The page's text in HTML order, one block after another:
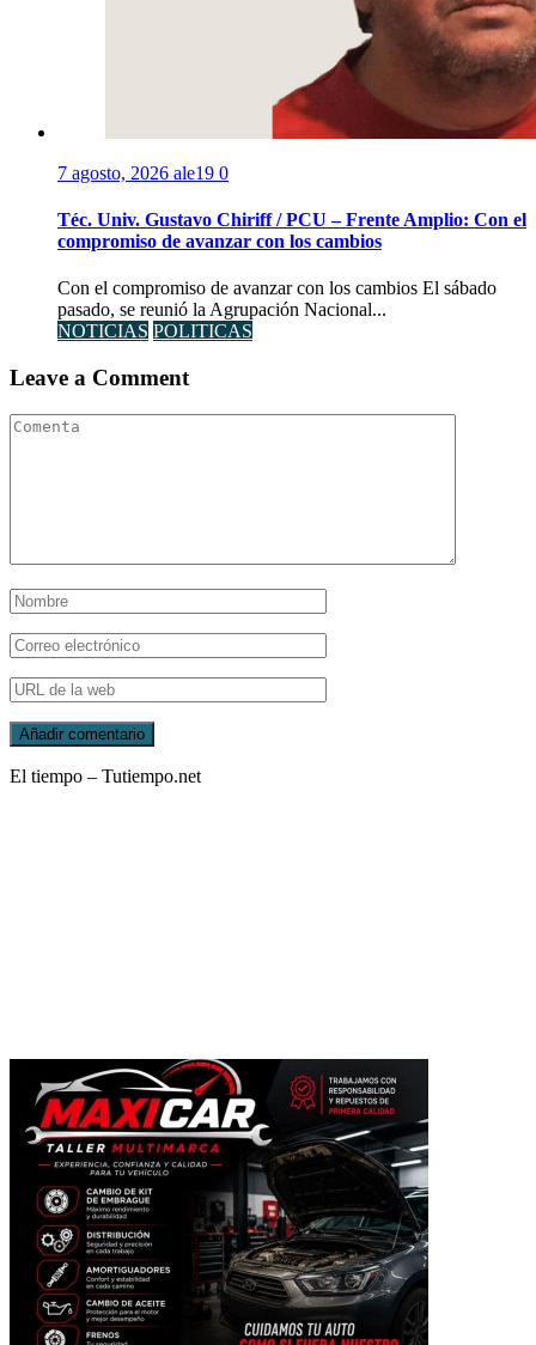
7 agosto, 2026 ale19 0
Téc. Univ. Gustavo Chiriff / PCU – Frente Amplio: Con el
compromiso de avanzar con los cambios
Con el compromiso de avanzar con los cambios El sábado
pasado, se reunió la Agrupación Nacional...
NOTICIAS POLITICAS
Leave a Comment
El tiempo – Tutiempo.net